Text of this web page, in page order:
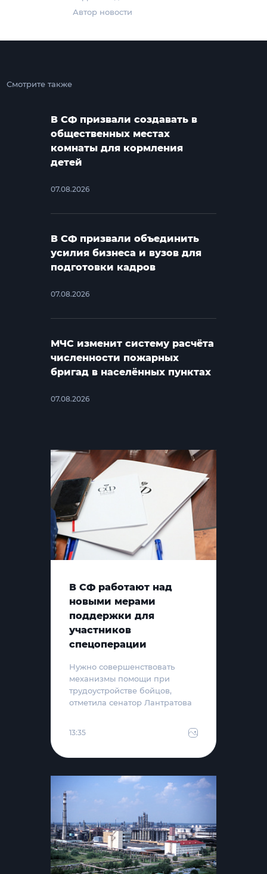
Автор новости
Смотрите также
В СФ призвали создавать в
общественных местах
комнаты для кормления
детей
07.08.2026
В СФ призвали объединить
усилия бизнеса и вузов для
подготовки кадров
07.08.2026
МЧС изменит систему расчёта
численности пожарных
бригад в населённых пунктах
07.08.2026
В СФ работают над
новыми мерами
поддержки для
участников
спецоперации
Нужно совершенствовать
механизмы помощи при
трудоустройстве бойцов,
отметила сенатор Лантратова
13:35